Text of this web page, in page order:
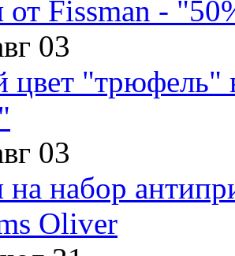
Fissman -
03
"трюфель"
03
набор
Oliver